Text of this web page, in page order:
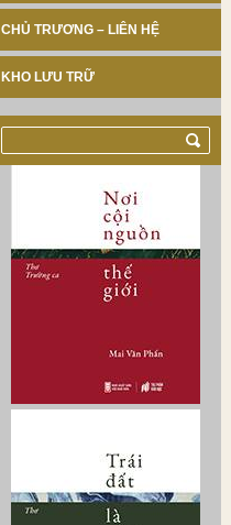
CHỦ TRƯƠNG – LIÊN HỆ
KHO LƯU TRỮ